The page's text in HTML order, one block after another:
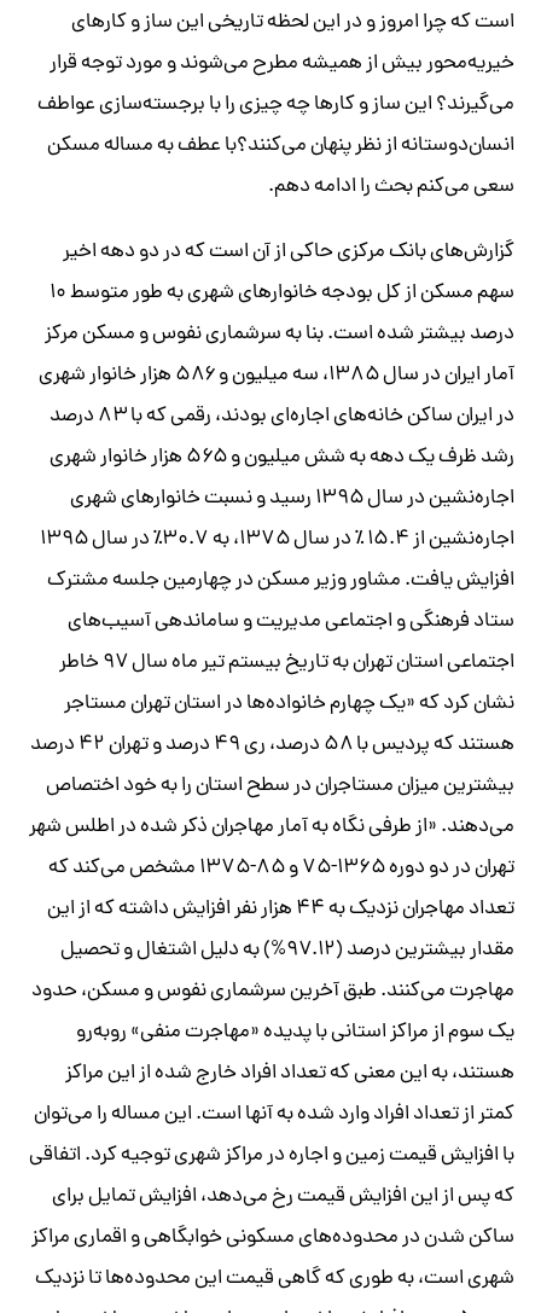
است که چرا امروز و در این لحظه تاریخی این ساز و کارهای
خیریه‌محور بیش از همیشه مطرح می‌شوند و مورد توجه قرار
می‌گیرند؟ این ساز و کارها چه چیزی را با برجسته‌سازی عواطف
انسان‌دوستانه از نظر پنهان می‌کنند؟با عطف به مساله مسکن
سعی می‌کنم بحث را ادامه دهم.
گزارش‌های بانک مرکزی حاکی از آن است که در دو دهه اخیر
سهم مسکن از کل بودجه خانوارهای شهری به طور متوسط ۱۰
درصد بیشتر شده است.بنا به سرشماری نفوس و مسکن مرکز
آمار ایران در سال ۱۳۸۵، سه میلیون و ۵۸۶ هزار خانوار شهری
در ایران ساکن خانه‌های اجاره‌ای بودند، رقمی که با ۸۳ درصد
رشد ظرف یک دهه به شش میلیون و ۵۶۵ هزار خانوار شهری
اجاره‌نشین در سال ۱۳۹۵ رسید و نسبت خانوارهای شهری
اجاره‌نشین از ۱۵.۴
٪در سال ۱۳۷۵، به ۳۰.۷ ٪
در سال ۱۳۹۵
افزایش یافت. مشاور وزیر مسکن در چهارمین جلسه مشترک
ستاد فرهنگی و اجتماعی مدیریت و ساماندهی آسیب‌های
اجتماعی استان تهران به تاریخ بیستم تیر ماه سال ۹۷ خاطر
نشان کرد که «یک چهارم خانواده‌ها در استان تهران مستاجر
هستند که پردیس با ۵۸ درصد، ری ۴۹ درصد و تهران ۴۲ درصد
بیشترین میزان مستاجران در سطح استان را به خود اختصاص
می‌دهند. «از طرفی نگاه به آمار مهاجران ذکر شده در اطلس شهر
تهران در دو دوره ۱۳۶۵-۷۵ و ۸۵-۱۳۷۵ مشخص می‌کند که
تعداد مهاجران نزدیک به ۴۴ هزار نفر افزایش داشته که از این
مقدار بیشترین درصد (۹۷.۱۲%) به دلیل اشتغال و تحصیل
مهاجرت می‌کنند. طبق آخرین سرشماری نفوس و مسکن، حدود
یک سوم از مراکز استانی با پدیده «مهاجرت منفی» روبه‌رو
هستند، به این معنی که تعداد افراد خارج شده از این مراکز
کمتر از تعداد افراد وارد شده به آنها است. این مساله را می‌توان
با افزایش قیمت زمین و اجاره در مراکز شهری توجیه کرد. اتفاقی
که پس از این افزایش قیمت رخ می‌دهد، افزایش تمایل برای
ساکن شدن در محدوده‌های مسکونی خوابگاهی و اقماری مراکز
شهری است، به طوری که گاهی قیمت این محدوده‌ها تا نزدیک